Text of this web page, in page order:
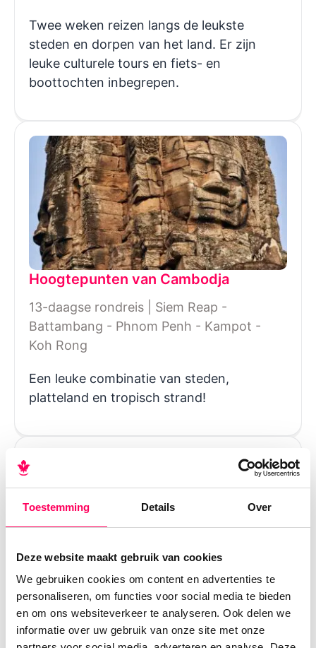
Toestemming Details Over
Deze website maakt gebruik van cookies
We gebruiken cookies om content en advertenties te
personaliseren, om functies voor social media te bieden
en om ons websiteverkeer te analyseren. Ook delen we
informatie over uw gebruik van onze site met onze
Twee weken reizen langs de leukste
steden en dorpen van het land. Er zijn
leuke culturele tours en fiets- en
boottochten inbegrepen.
Hoogtepunten van Cambodja
13-daagse rondreis | Siem Reap -
Battambang - Phnom Penh - Kampot -
Koh Rong
Een leuke combinatie van steden,
platteland en tropisch strand!
Cambodja maar dan anders
19-daagse rondreis | Siem Reap - Tmat
Boey - Stung Treng - Koh Trong - Phnom